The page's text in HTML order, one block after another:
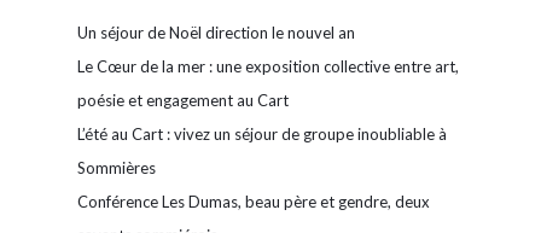
Un séjour de Noël direction le nouvel an
Le Cœur de la mer : une exposition collective entre art,
poésie et engagement au Cart
L’été au Cart : vivez un séjour de groupe inoubliable à
Sommières
Conférence Les Dumas, beau père et gendre, deux